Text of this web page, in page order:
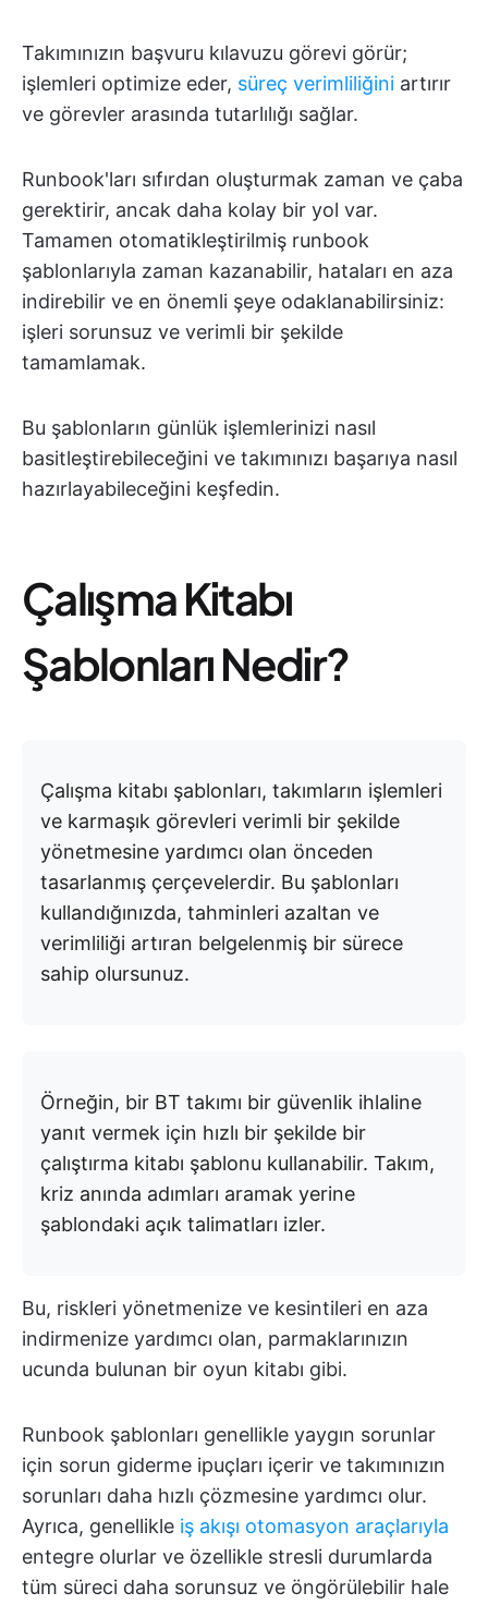
Takımınızın başvuru kılavuzu görevi görür;
işlemleri optimize eder, süreç verimliliğini artırır
ve görevler arasında tutarlılığı sağlar.
Runbook'ları sıfırdan oluşturmak zaman ve çaba
gerektirir, ancak daha kolay bir yol var.
Tamamen otomatikleştirilmiş runbook
şablonlarıyla zaman kazanabilir, hataları en aza
indirebilir ve en önemli şeye odaklanabilirsiniz:
işleri sorunsuz ve verimli bir şekilde
tamamlamak.
Bu şablonların günlük işlemlerinizi nasıl
basitleştirebileceğini ve takımınızı başarıya nasıl
hazırlayabileceğini keşfedin.
Çalışma Kitabı
Şablonları Nedir?
Çalışma kitabı şablonları, takımların işlemleri
ve karmaşık görevleri verimli bir şekilde
yönetmesine yardımcı olan önceden
tasarlanmış çerçevelerdir. Bu şablonları
kullandığınızda, tahminleri azaltan ve
verimliliği artıran belgelenmiş bir sürece
sahip olursunuz.
Örneğin, bir BT takımı bir güvenlik ihlaline
yanıt vermek için hızlı bir şekilde bir
çalıştırma kitabı şablonu kullanabilir. Takım,
kriz anında adımları aramak yerine
şablondaki açık talimatları izler.
Bu, riskleri yönetmenize ve kesintileri en aza
indirmenize yardımcı olan, parmaklarınızın
ucunda bulunan bir oyun kitabı gibi.
Runbook şablonları genellikle yaygın sorunlar
için sorun giderme ipuçları içerir ve takımınızın
sorunları daha hızlı çözmesine yardımcı olur.
Ayrıca, genellikle iş akışı otomasyon araçlarıyla
entegre olurlar ve özellikle stresli durumlarda
tüm süreci daha sorunsuz ve öngörülebilir hale